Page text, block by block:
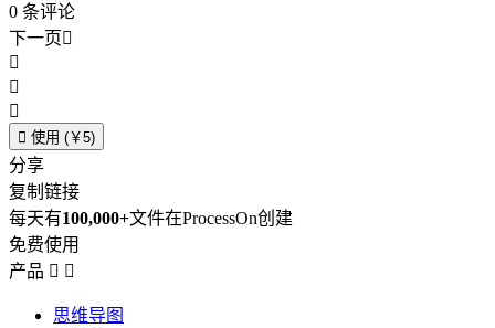
0 条评论
下一页



 使用 (￥5)
分享
复制链接
每天有100,000+文件在ProcessOn创建
免费使用
产品  
思维导图